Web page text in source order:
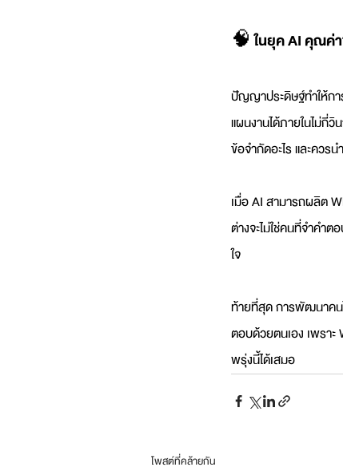
🧠 ในยุค AI คุณค่
ปัญญาประดิษฐ์ทำให้กา
แผนงานได้ภายในไม่กี่
ข้อจำกัดอะไร และควรน
เมื่อ AI สามารถผลิต
ต่างจะไม่ใช่คนที่จำคำ
ใจ
ท้ายที่สุด การพัฒนาคน
ตอบด้วยตนเอง เพรา
พรุ่งนี้ได้เสมอ
โพสต์ที่คล้ายกัน